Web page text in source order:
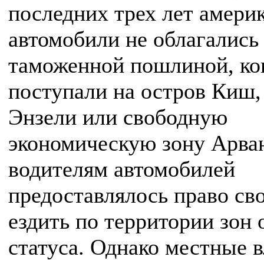
последних трех лет
автомобили не облагались
таможенной пошлиной,
поступали на остров
Энзели или свободную
экономическую зону
водителям автомобилей
предоставлялось право
ездить по территории зон
статуса. Однако местные